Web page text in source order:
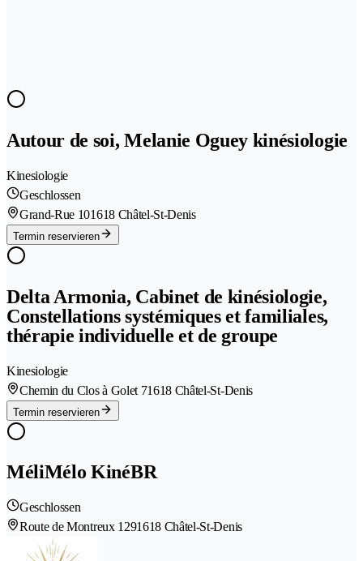
Autour de soi, Melanie Oguey kinésiologie
Kinesiologie
Geschlossen
Grand-Rue 101618 Châtel-St-Denis
Termin reservieren
Delta Armonia, Cabinet de kinésiologie,
Constellations systémiques et familiales,
thérapie individuelle et de groupe
Kinesiologie
Chemin du Clos à Golet 71618 Châtel-St-Denis
Termin reservieren
MéliMélo KinéBR
Geschlossen
Route de Montreux 1291618 Châtel-St-Denis